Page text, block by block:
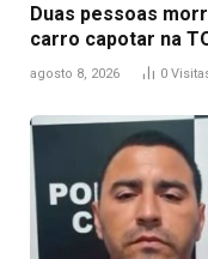
Duas pessoas
carro capotar na
agosto 8, 2026 0